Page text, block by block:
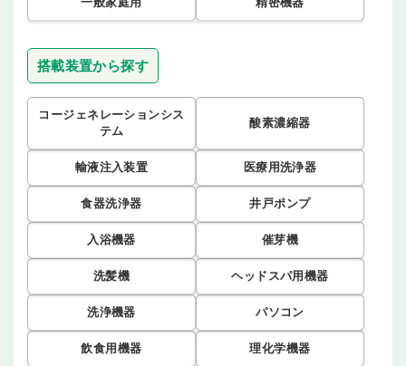
搭載装置から探す
コージェネレーションシス
テム
酸素濃縮器
輸液注入装置 医療用洗浄器
食器洗浄器 井戸ポンプ
入浴機器 催芽機
洗髪機 ヘッドスパ用機器
洗浄機器 パソコン
飲食用機器 理化学機器